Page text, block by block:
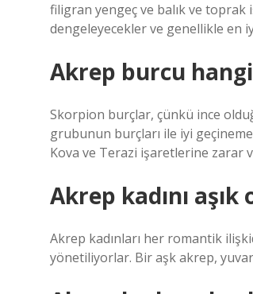
filigran yengeç ve balık ve
dengeleyecekler ve genellikle en
Akrep burcu
Skorpion burçlar, çünkü ince
grubunun burçları ile iyi
Kova ve Terazi işaretlerine zarar
Akrep kadını
Akrep kadınları her romantik
yönetiliyorlar. Bir aşk akrep,